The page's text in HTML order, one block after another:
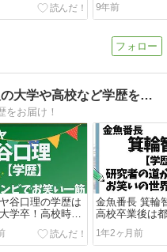
9年前
芸人学歴図鑑 | お笑い芸人の大学や高校など学歴をお届け！
をお届け！
谷口理の学歴は
学卒！高校時代
会った！
金魚番長 箕輪
高校卒業後は
学へ行った！
1年2ヶ月前